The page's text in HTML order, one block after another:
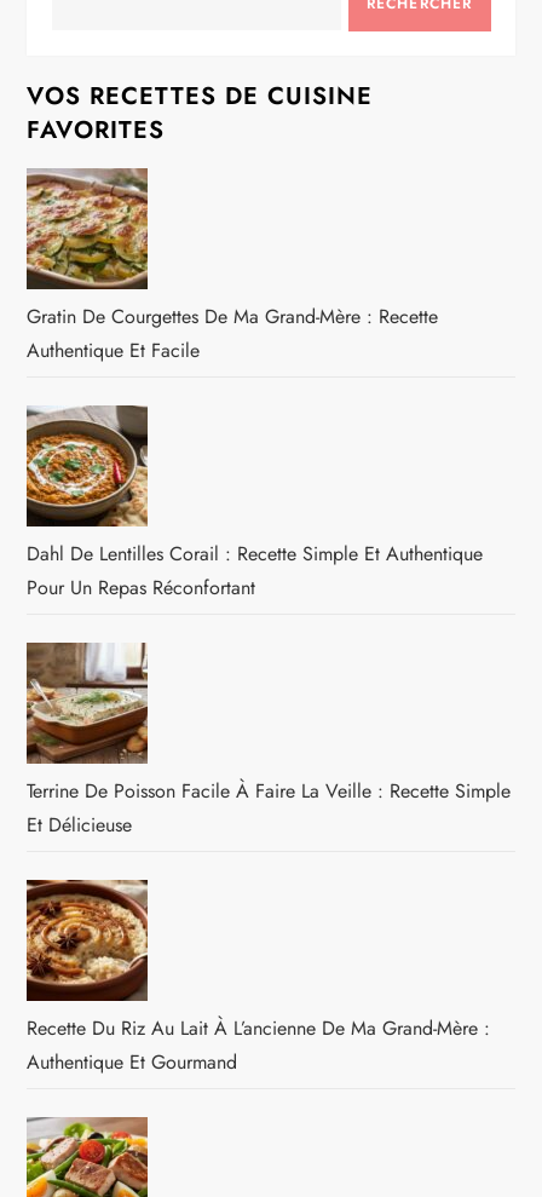
VOS RECETTES DE CUISINE
FAVORITES
Gratin De Courgettes De Ma Grand-Mère : Recette
Authentique Et Facile
Dahl De Lentilles Corail : Recette Simple Et Authentique
Pour Un Repas Réconfortant
Terrine De Poisson Facile À Faire La Veille : Recette Simple
Et Délicieuse
Recette Du Riz Au Lait À L’ancienne De Ma Grand-Mère :
Authentique Et Gourmand